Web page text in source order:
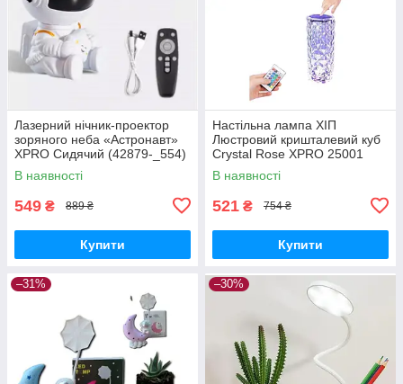
Лазерний нічник-проектор
зоряного неба «Астронавт»
XPRO Сидячий (42879-_554)
В наявності
549 ₴ 889 ₴
Купити
Настільна лампа ХІП
Люстровий кришталевий куб
Crystal Rose XPRO 25001
рожевий (42788-Crystal
Rose_158)
В наявності
521 ₴ 754 ₴
Купити
–31% –30%